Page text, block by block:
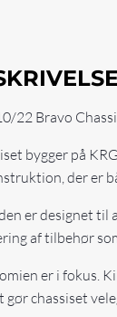
22 Bravo
bygger på
der er
er designet til
af tilbehør
er i fokus.
gør chassiset